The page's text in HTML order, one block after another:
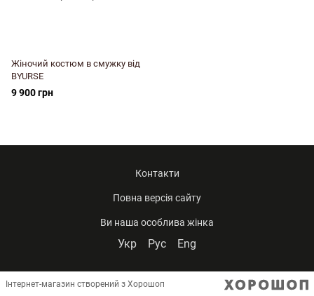
Жіночий костюм в смужку від
BYURSE
9 900 грн
Контакти
Повна версія сайту
Ви наша особлива жінка
Укр Рус Eng
Інтернет-магазин створений з Хорошоп